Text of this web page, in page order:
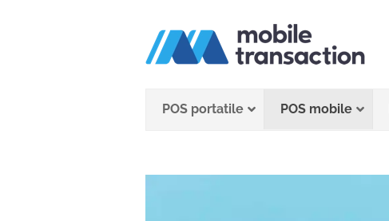
POS portatile POS mobile